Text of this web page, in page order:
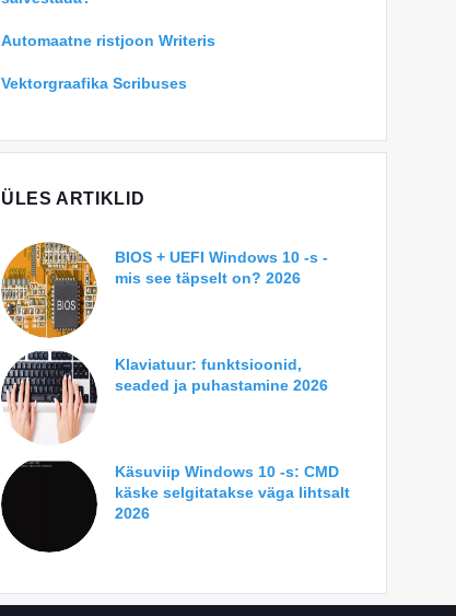
Automaatne ristjoon Writeris
Vektorgraafika Scribuses
ÜLES ARTIKLID
BIOS + UEFI Windows 10 -s -
mis see täpselt on? 2026
Klaviatuur: funktsioonid,
seaded ja puhastamine 2026
Käsuviip Windows 10 -s: CMD
käske selgitatakse väga lihtsalt
2026